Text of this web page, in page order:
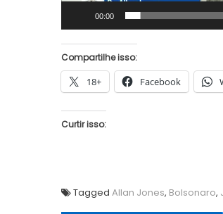
00:00
Compartilhe isso:
18+ Facebook
Curtir isso:
Tagged Allan Jones, Bolsonaro,